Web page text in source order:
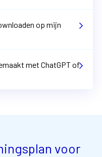
op mijn
met ChatGPT of
voor